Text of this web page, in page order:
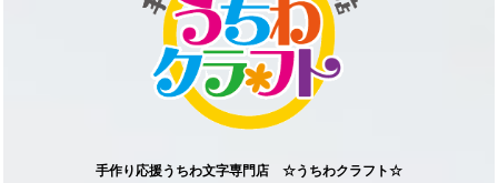
手作り応援うちわ文字専門店 ☆うちわクラフト☆